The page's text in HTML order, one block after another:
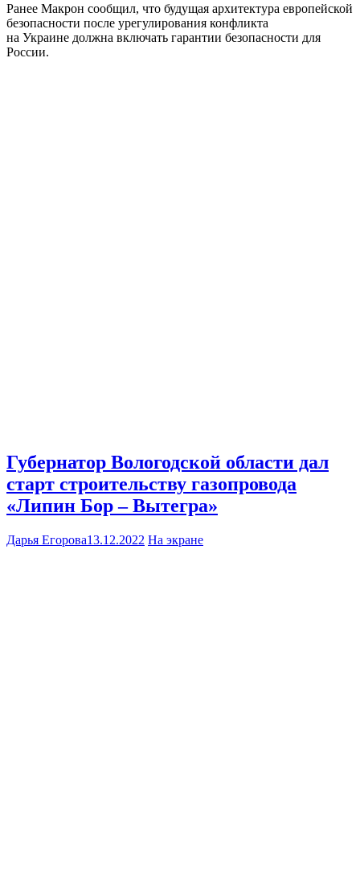
Ранее Макрон сообщил, что будущая архитектура европейской
безопасности после урегулирования конфликта
на Украине должна включать гарантии безопасности для
России.
Губернатор Вологодской области дал
старт строительству газопровода
«Липин Бор – Вытегра»
Дарья Егорова13.12.2022 На экране